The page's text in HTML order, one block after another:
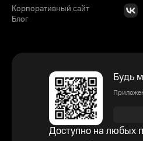
Корпоративный сайт
Блог
Будь
Доступно на любых